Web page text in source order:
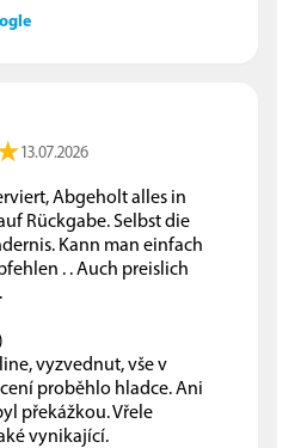
13.07.2026
Abgeholt alles in
Rückgabe. Selbst die
Kann man einfach
. . Auch preislich
vyzvednut, vše v
proběhlo hladce. Ani
překážkou. Vřele
vynikající.